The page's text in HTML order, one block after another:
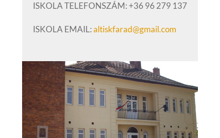
ISKOLA TELEFONSZÁM: +36 96 279 137
ISKOLA EMAIL:altiskfarad@gmail.com